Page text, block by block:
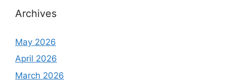
Archives
May 2026
April 2026
March 2026